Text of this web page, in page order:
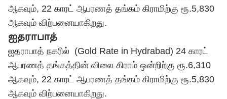
ஆகவும், 22 காரட் ஆபரணத் தங்கம் கிராமிற்கு ரூ.5,830
ஆகவும் விற்பனையாகிறது.
ஐதராபாத்
ஐதராபாத் நகரில் (Gold Rate in Hydrabad) 24 காரட்
ஆபரணத் தங்கத்தின் விலை கிராம் ஒன்றிற்கு ரூ.6,310
ஆகவும், 22 காரட் ஆபரணத் தங்கம் கிராமிற்கு ரூ.5,830
ஆகவும் விற்பனையாகிறது.